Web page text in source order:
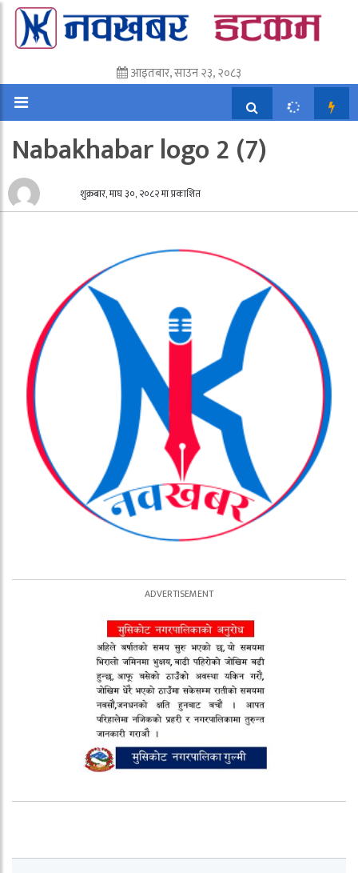
आइतबार, साउन २३, २०८३
Nabakhabar logo 2 (7)
शुक्रबार, माघ ३०, २०८२ मा प्रकाशित